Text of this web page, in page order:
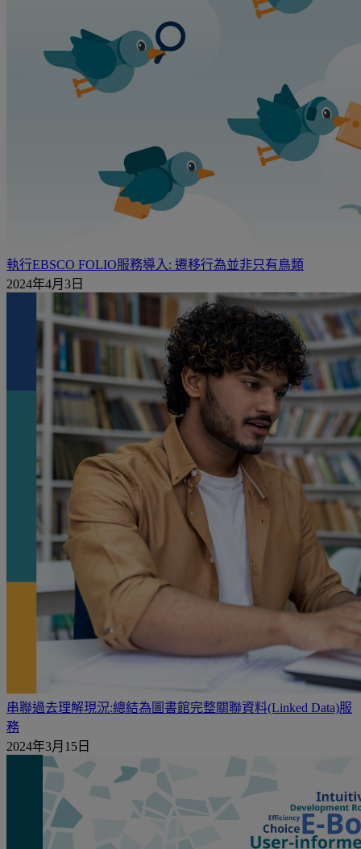
執行EBSCO FOLIO服務導入: 遷移行為並非只有鳥類
2024年4月3日
串聯過去理解現況:總結為圖書館完整關聯資料(Linked Data)服
務
2024年3月15日